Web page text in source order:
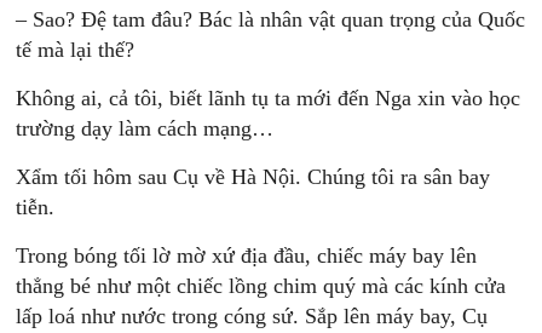
– Sao? Đệ tam đâu? Bác là nhân vật quan trọng của Quốc
tế mà lại thế?
Không ai, cả tôi, biết lãnh tụ ta mới đến Nga xin vào học
trường dạy làm cách mạng…
Xẩm tối hôm sau Cụ về Hà Nội. Chúng tôi ra sân bay
tiễn.
Trong bóng tối lờ mờ xứ địa đầu, chiếc máy bay lên
thẳng bé như một chiếc lồng chim quý mà các kính cửa
lấp loá như nước trong cóng sứ. Sắp lên máy bay, Cụ